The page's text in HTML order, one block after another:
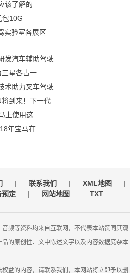
该了解的
包10G
实验室各展区
发汽车辅助驾驶
三星各占一
术助力叉车驾驶
到来！下一代
上使用这
年宝马在
| 联系我们 | XML地图
|
预定 | 网站地图 TXT
频等资料均来自互联网，不代表本站赞同其观
的原创性、文中陈述文字以及内容数据庞杂本
益的内容，请联系我们，本网站将立即予以删